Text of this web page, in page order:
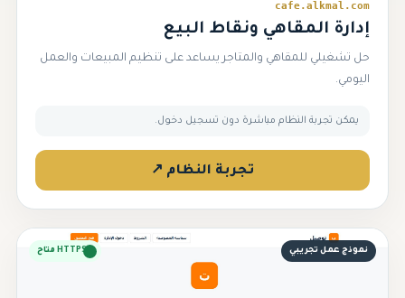
cafe.alkmal.com
إدارة المقاهي ونقاط البيع
حل تشغيلي للمقاهي والمتاجر يساعد على تنظيم المبيعات والعمل
اليومي.
يمكن تجربة النظام مباشرة دون تسجيل دخول.
تجربة النظام ↗
نموذج عمل تجريبي HTTPS متاح